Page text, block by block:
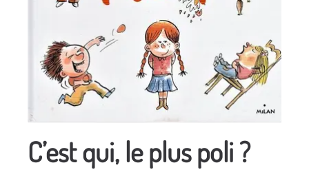
C’est qui, le plus poli ?